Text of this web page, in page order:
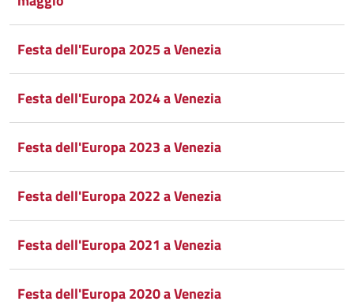
Google
Plus
su
Whatsapp
Festa dell'Europa 2025 a Venezia
Festa dell'Europa 2024 a Venezia
Festa dell'Europa 2023 a Venezia
Festa dell'Europa 2022 a Venezia
Festa dell'Europa 2021 a Venezia
Festa dell'Europa 2020 a Venezia